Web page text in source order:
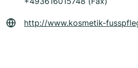
http://www.kosmetik-